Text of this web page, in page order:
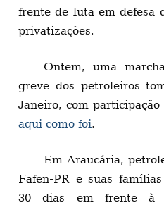
frente de luta em defesa
privatizações.
Ontem, uma
greve dos petroleiros
Janeiro, com
aqui como foi.
Em Araucária,
Fafen-PR e suas
30 dias em frente à